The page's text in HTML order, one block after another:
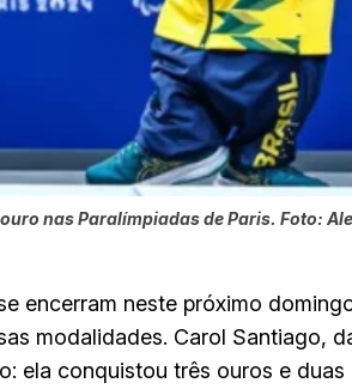
nas Paralímpiadas de Paris. Foto:
encerram neste próximo
modalidades. Carol Santiago,
ela conquistou três ouros e duas